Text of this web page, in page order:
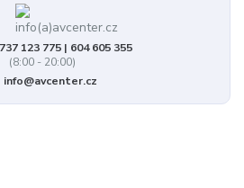
123 775 | 604 605 355
(8:00 - 20:00)
info@avcenter.cz